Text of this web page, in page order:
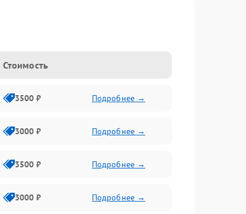
Стоимость
3500 ₽ Подробнее →
3000 ₽ Подробнее →
3500 ₽ Подробнее →
3000 ₽ Подробнее →